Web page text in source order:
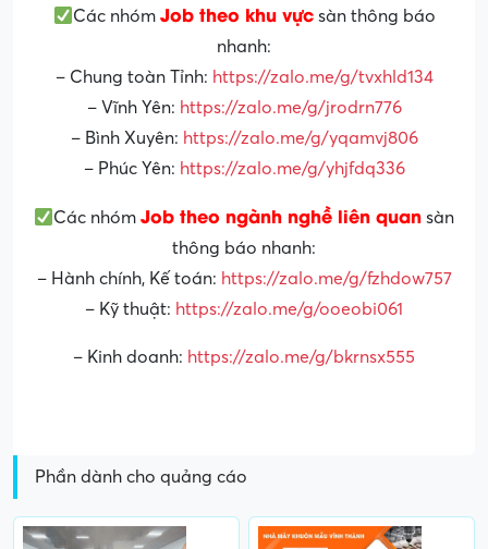
Các nhóm Job theo khu vựcsàn thông báo
nhanh:
– Chung toàn Tỉnh: https://zalo.me/g/tvxhld134
– Vĩnh Yên: https://zalo.me/g/jrodrn776
– Bình Xuyên: https://zalo.me/g/yqamvj806
– Phúc Yên: https://zalo.me/g/yhjfdq336
Các nhómJob theo ngành nghề liên quan sàn
thông báo nhanh:
– Hành chính, Kế toán: https://zalo.me/g/fzhdow757
– Kỹ thuật: https://zalo.me/g/ooeobi061
– Kinh doanh: https://zalo.me/g/bkrnsx555
Phần dành cho quảng cáo